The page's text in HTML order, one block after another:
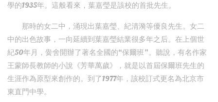
學的1935年。這般看來，葉嘉瑩是該校的首批先生。
那時的女二中，涌現出葉嘉瑩、紀清漪等優良先生。女二
中的出色故事，一向延續到葉嘉瑩結業很多年之后。在上個世
紀50年月，黌舍開辦了著名全國的“保爾班”。聽說，有名作家
王蒙師長教師的小說《芳華萬歲》，就是以首屆保爾班先生的
生涯作為原型來創作的。到了1977年，該校訂式更名為北京市
東直門中學。